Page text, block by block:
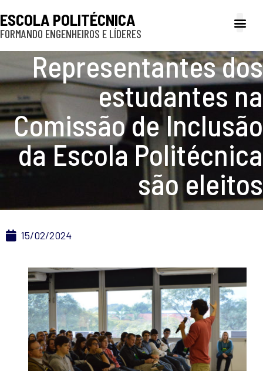
ESCOLA POLITÉCNICA
FORMANDO ENGENHEIROS E LÍDERES
Representantes dos
estudantes na
Comissão de Inclusão
da Escola Politécnica
são eleitos
15/02/2024